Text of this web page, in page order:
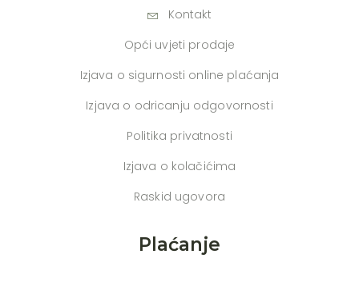
Kontakt
Opći uvjeti prodaje
Izjava o sigurnosti online plaćanja
Izjava o odricanju odgovornosti
Politika privatnosti
Izjava o kolačićima
Raskid ugovora
Plaćanje